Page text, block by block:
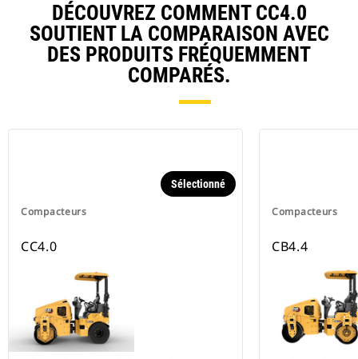
DÉCOUVREZ COMMENT CC4.0
SOUTIENT LA COMPARAISON AVEC
DES PRODUITS FRÉQUEMMENT
COMPARÉS.
Compacteurs
Sélectionné
CC4.0
Compacteurs
CB4.4